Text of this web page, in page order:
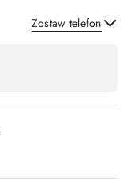
Zostaw telefon